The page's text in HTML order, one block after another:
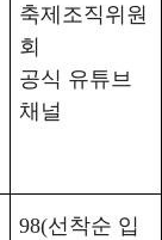
축제조직위원
회
공식 유튜브
채널
98(선착순 입